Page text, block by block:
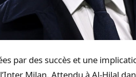
par des succès et une